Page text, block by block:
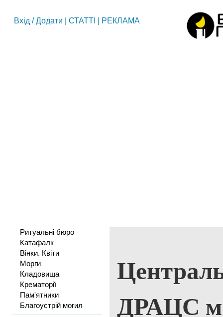
Вхід /Додати СТАТТІ РЕКЛАМА
Ритуальні бюро
Катафалк
Вінки. Квіти
Морги
Кладовища
Крематорії
Пам'ятники
Благоустрій могил
ДРАЦС